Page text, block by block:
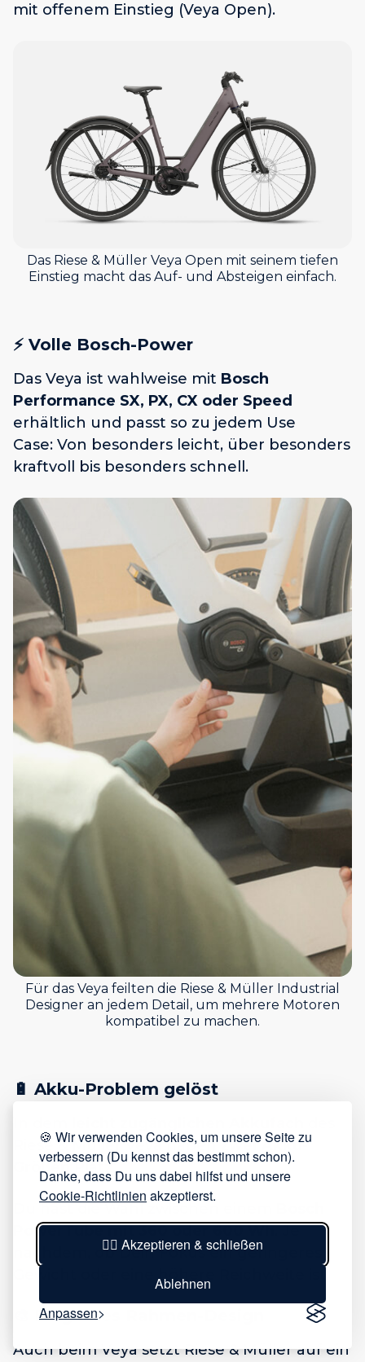
🍪 Wir verwenden Cookies, um unsere Seite zu
verbessern (Du kennst das bestimmt schon).
Danke, dass Du uns dabei hilfst und unsere
Cookie-Richtlinien akzeptierst.
👍🏻 Akzeptieren & schließen
Ablehnen
Anpassen
mit offenem Einstieg (Veya Open).
Das Riese & Müller Veya Open mit seinem tiefen
Einstieg macht das Auf- und Absteigen einfach.
⚡️ Volle Bosch-Power
Das Veya ist wahlweise mit Bosch
Performance SX, PX, CX oder Speed
erhältlich und passt so zu jedem Use
Case: Von besonders leicht, über besonders
kraftvoll bis besonders schnell.
Für das Veya feilten die Riese & Müller Industrial
Designer an jedem Detail, um mehrere Motoren
kompatibel zu machen.
🔋 Akku-Problem gelöst
Riese & Müller Veya haben zwei Akku-
GrößenPlatz.
Du hast die Wahl zwischen einem
PowerTube mit 360 oder 600 Wh. Je
nachdem, ob Dein Fokus ein geringeres
Gewicht oder eine höhere Reichweite ist.
Elegantes Rahmen-Design
Auch beim Veya setzt Riese & Müller auf ein